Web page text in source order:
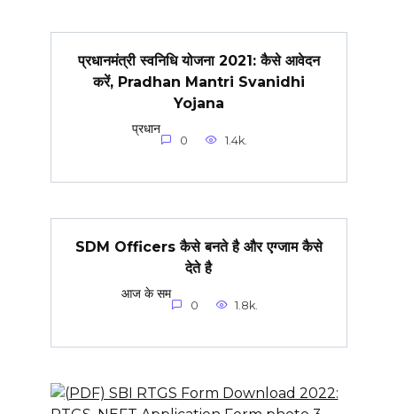
प्रधानमंत्री स्वनिधि योजना 2021: कैसे आवेदन
करें, Pradhan Mantri Svanidhi
Yojana
प्रधान
0 1.4k.
SDM Officers कैसे बनते है और एग्जाम कैसे
देते है
आज के सम
0 1.8k.